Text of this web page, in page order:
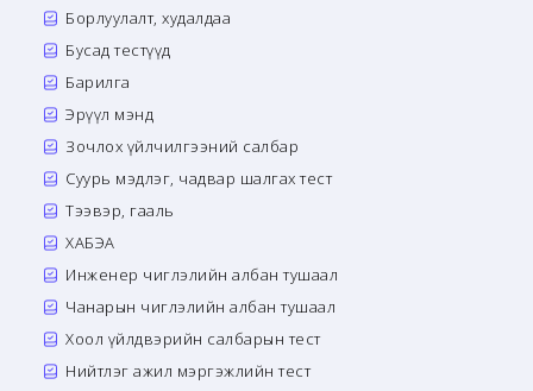
Борлуулалт, худалдаа
Бусад тестүүд
Барилга
Эрүүл мэнд
Зочлох үйлчилгээний салбар
Суурь мэдлэг, чадвар шалгах тест
Тээвэр, гааль
ХАБЭА
Инженер чиглэлийн албан тушаал
Чанарын чиглэлийн албан тушаал
Хоол үйлдвэрийн салбарын тест
Нийтлэг ажил мэргэжлийн тест